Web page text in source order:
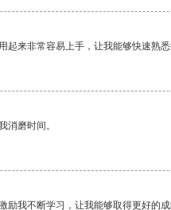
来非常容易上手，让我能够快速熟悉
消磨时间。
我不断学习，让我能够取得更好的成